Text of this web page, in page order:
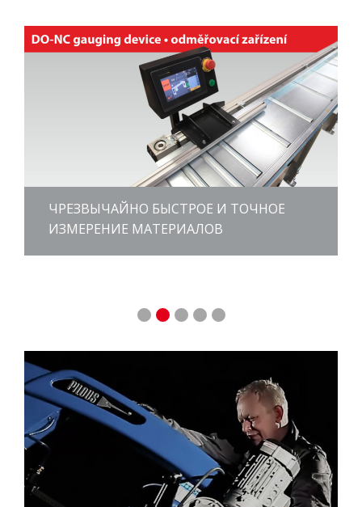
ЧРЕЗВЫЧАЙНО БЫСТРОЕ И ТОЧНОЕ
ИЗМЕРЕНИЕ МАТЕРИАЛОВ